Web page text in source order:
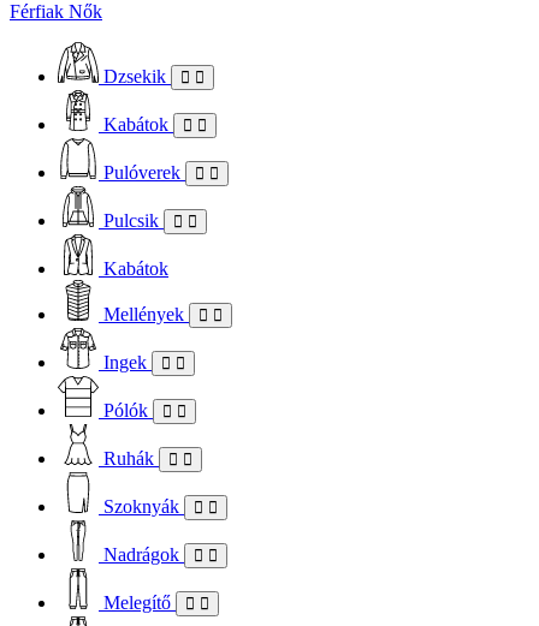
Férfiak Nők
Dzsekik
Kabátok
Pulóverek
Pulcsik
Kabátok
Mellények
Ingek
Pólók
Ruhák
Szoknyák
Nadrágok
Melegítő